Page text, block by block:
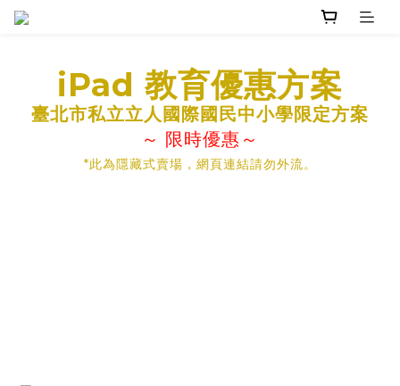
iPad 教育優惠方案
臺北市私立立人國際國民中小學限定方案
～ 限時優惠～
*此為隱藏式賣場，網頁連結請勿外流。